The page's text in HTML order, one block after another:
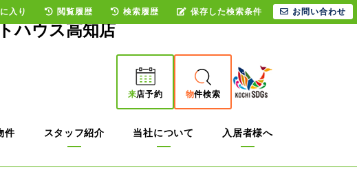
ハウス高知店
来店予約 物件検索
件 スタッフ紹介 当社について 入居者様へ
入り 閲覧履歴 検索履歴 保存した検索条件 お問い合わせ